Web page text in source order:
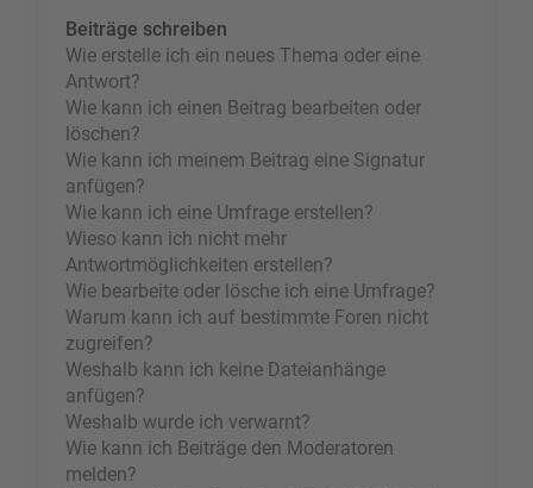
Beiträge schreiben
Wie erstelle ich ein neues Thema oder eine
Antwort?
Wie kann ich einen Beitrag bearbeiten oder
löschen?
Wie kann ich meinem Beitrag eine Signatur
anfügen?
Wie kann ich eine Umfrage erstellen?
Wieso kann ich nicht mehr
Antwortmöglichkeiten erstellen?
Wie bearbeite oder lösche ich eine Umfrage?
Warum kann ich auf bestimmte Foren nicht
zugreifen?
Weshalb kann ich keine Dateianhänge
anfügen?
Weshalb wurde ich verwarnt?
Wie kann ich Beiträge den Moderatoren
melden?